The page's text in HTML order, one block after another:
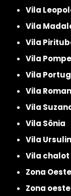
Vila
Vila
Vila
Vila
Vila
Vila
Vila
Vila Sônia
Vila
Vila chalot
Zona Oeste
Zona oeste